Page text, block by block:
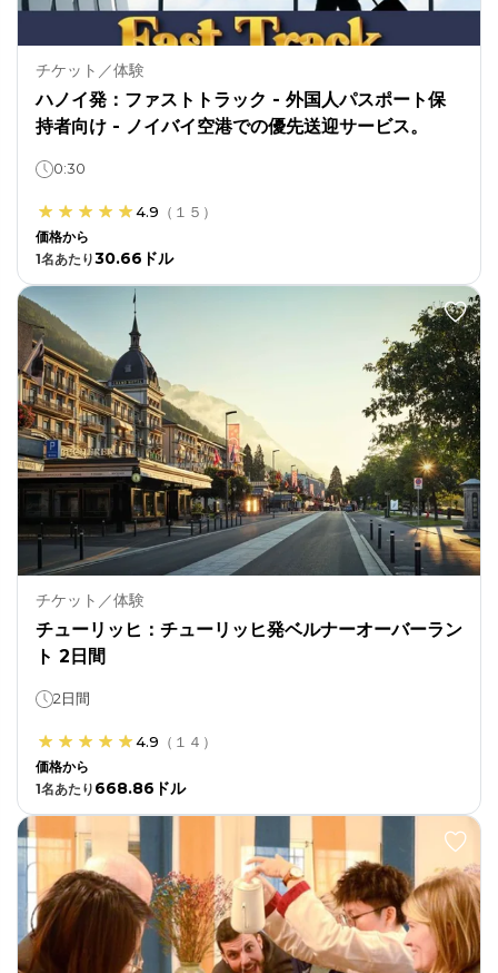
チケット／体験
ハノイ発：ファストトラック - 外国人パスポート保
持者向け - ノイバイ空港での優先送迎サービス。
0:30
4.9 （ １５ ）
価格から
1名あたり30.66ドル
チケット／体験
チューリッヒ：チューリッヒ発ベルナーオーバーラン
ト 2日間
2日間
4.9 （ １４ ）
価格から
1名あたり 668.86ドル